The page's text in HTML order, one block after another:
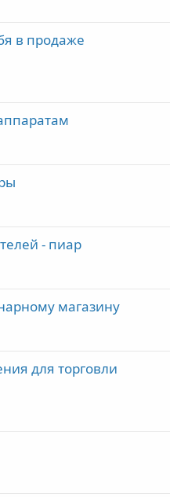
в продаже
- пиар
магазину
для торговли